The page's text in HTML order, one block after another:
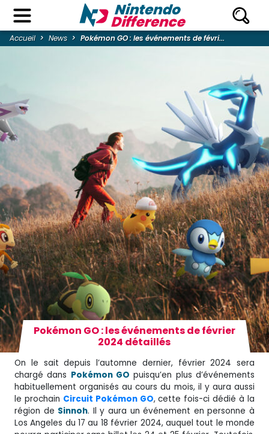
Accueil News Pokémon GO : les événements de févri...
Pokémon GO : les événements de février
2024 détaillés
On le sait depuis l’automne dernier, février 2024 sera
chargé dans Pokémon GO puisqu’en plus d’événements
habituellement organisés au cours du mois, il y aura aussi
le prochain Circuit Pokémon GO, cette fois-ci dédié à la
région de Sinnoh. Il y aura un événement en personne à
Los Angeles du 17 au 18 février 2024, auquel tout le monde